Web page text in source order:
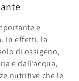
e
In effetti, la
di ossigeno,
e dall’acqua,
nutritive che le